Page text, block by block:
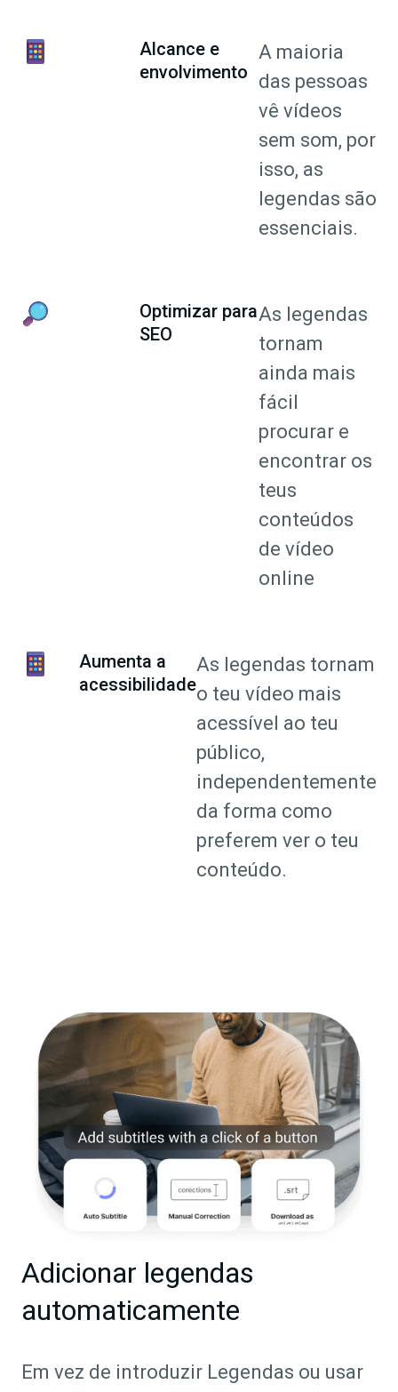
Alcance e
envolvimento
A maioria
das pessoas
vê vídeos
sem som, por
isso, as
legendas são
essenciais.
Optimizar para
SEO
As legendas
tornam
ainda mais
fácil
procurar e
encontrar os
teus
conteúdos
de vídeo
online
Aumenta a
acessibilidade
As legendas tornam
o teu vídeo mais
acessível ao teu
público,
independentemente
da forma como
preferem ver o teu
conteúdo.
Adicionar legendas
automaticamente
Em vez de introduzir Legendas ou usar